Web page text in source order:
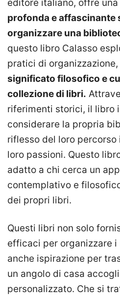
editore italiano, offre una
profonda e affascinante
organizzare una
questo libro Calasso
pratici di organizzazione,
significato filosofico e
collezione di libri.
riferimenti storici, il libro
considerare la propria
riflesso del loro
loro passioni. Questo
adatto a chi cerca un
contemplativo e
dei propri libri.
Questi libri non solo
efficaci per organizzare
anche ispirazione per
un angolo di casa
personalizzato. Che si